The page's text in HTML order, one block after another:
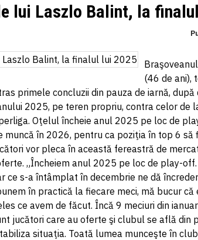
1 HUF= 1.2223 RON
1 INR= 0.0513 RON
= 0.3047
1 MXN= 0.2227 RON
1 NOK= 0.4191 RON
1 NZD= 2.6097
1 PLN = 1.1646
1 RSD
= 0.0425 RON
1 RUB= 0.0530
1 SEK= 0.4526
1 TRY = 0.1141
1 UAH = 0.1048
1 XDR= 5.9383
1 ZAR = 0.2318 RON
lui Laszlo Balint, la
(46 de ani),
primele concluzii din pauza de iarnă,
2025, pe teren propriu, contra celor de
Oţelul încheie anul 2025 pe loc de
muncă în 2026, pentru ca poziţia în top 6 să
vor pleca în această fereastră de
„Încheiem anul 2025 pe loc de play-
ce s-a întâmplat în decembrie ne dă
în practică la fiecare meci, mă bucur că
ce avem de făcut. Încă 9 meciuri din
jucători care au oferte şi clubul se află din
situaţia. Toată lumea munceşte în